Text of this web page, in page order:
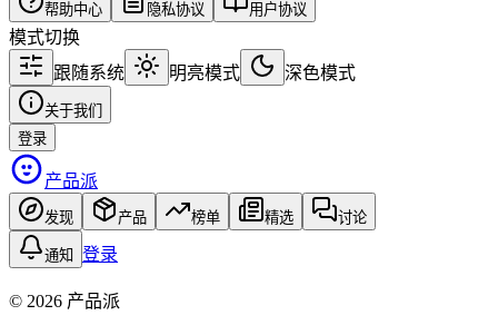
帮助中心 隐私协议 用户协议
模式切换
跟随系统
明亮模式 深色模式
关于我们
登录
产品派
发现 产品 榜单 精选 讨论
通知 登录
© 2026 产品派